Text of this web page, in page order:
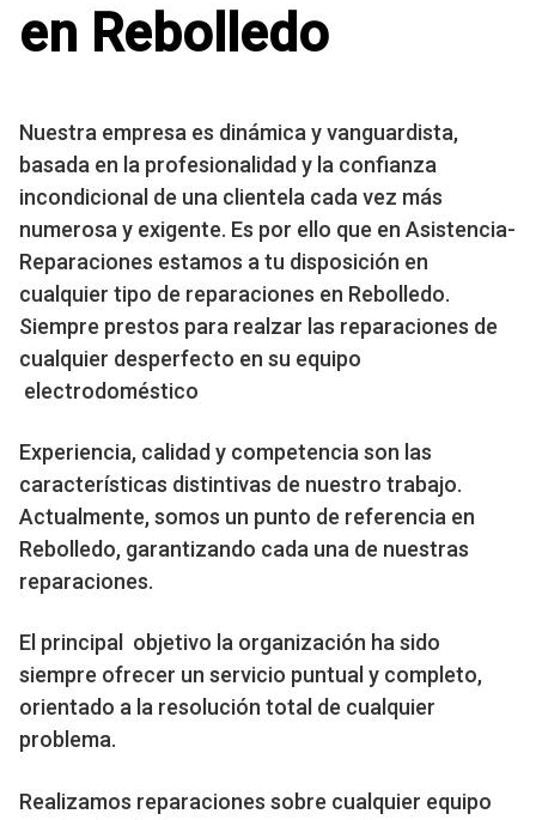
en Rebolledo
Nuestra empresa es dinámica y vanguardista,
basada en la profesionalidad y la confianza
incondicional de una clientela cada vez más
numerosa y exigente. Es por ello que en Asistencia-
Reparaciones estamos a tu disposición en
cualquier tipo de reparaciones en Rebolledo.
Siempre prestos para realzar las reparaciones de
cualquier desperfecto en su equipo
electrodoméstico
Experiencia, calidad y competencia son las
características distintivas de nuestro trabajo.
Actualmente, somos un punto de referencia en
Rebolledo, garantizando cada una de nuestras
reparaciones.
El principal objetivo la organización ha sido
siempre ofrecer un servicio puntual y completo,
orientado a la resolución total de cualquier
problema.
Realizamos reparaciones sobre cualquier equipo